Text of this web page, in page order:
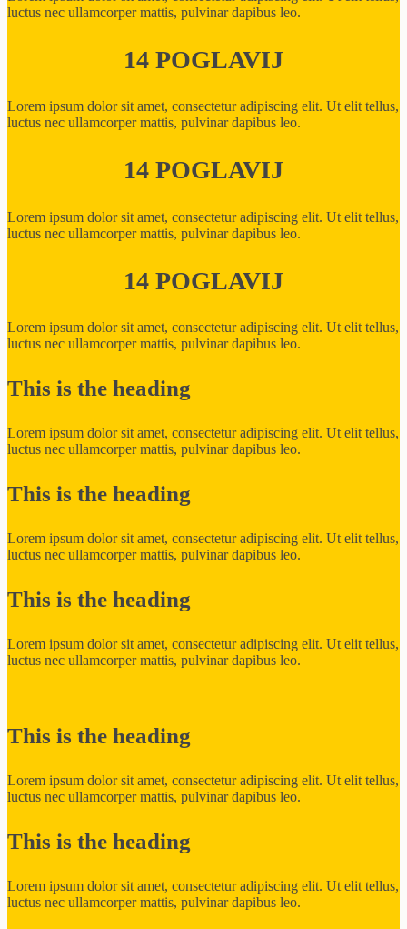
luctus nec ullamcorper mattis, pulvinar dapibus leo.
14 POGLAVIJ
Lorem ipsum dolor sit amet, consectetur adipiscing elit. Ut elit tellus,
luctus nec ullamcorper mattis, pulvinar dapibus leo.
14 POGLAVIJ
Lorem ipsum dolor sit amet, consectetur adipiscing elit. Ut elit tellus,
luctus nec ullamcorper mattis, pulvinar dapibus leo.
14 POGLAVIJ
Lorem ipsum dolor sit amet, consectetur adipiscing elit. Ut elit tellus,
luctus nec ullamcorper mattis, pulvinar dapibus leo.
This is the heading
Lorem ipsum dolor sit amet, consectetur adipiscing elit. Ut elit tellus,
luctus nec ullamcorper mattis, pulvinar dapibus leo.
This is the heading
Lorem ipsum dolor sit amet, consectetur adipiscing elit. Ut elit tellus,
luctus nec ullamcorper mattis, pulvinar dapibus leo.
This is the heading
Lorem ipsum dolor sit amet, consectetur adipiscing elit. Ut elit tellus,
luctus nec ullamcorper mattis, pulvinar dapibus leo.
This is the heading
Lorem ipsum dolor sit amet, consectetur adipiscing elit. Ut elit tellus,
luctus nec ullamcorper mattis, pulvinar dapibus leo.
This is the heading
Lorem ipsum dolor sit amet, consectetur adipiscing elit. Ut elit tellus,
luctus nec ullamcorper mattis, pulvinar dapibus leo.